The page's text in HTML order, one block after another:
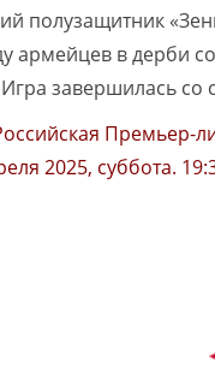
полузащитник
армейцев в дерби
завершилась со
Премьер-
2025, суббота.